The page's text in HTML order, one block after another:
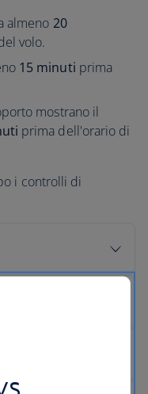
almeno 20
volo.
15 minuti prima
mostrano il
prima dell'orario di
i controlli di